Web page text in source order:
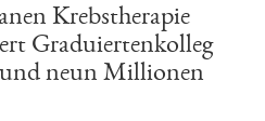
Krebstherapie
Graduiertenkolleg
neun Millionen